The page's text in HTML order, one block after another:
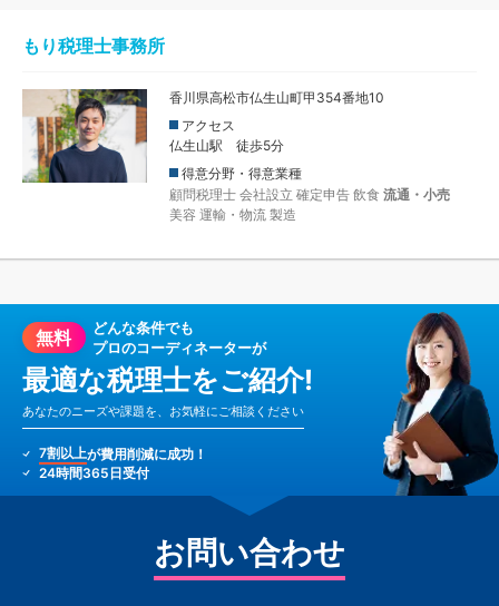
もり税理士事務所
香川県高松市仏生山町甲354番地10
アクセス
仏生山駅 徒歩5分
得意分野・得意業種
顧問税理士 会社設立 確定申告 飲食 流通・小売
美容 運輸・物流 製造
無料
どんな条件でも
プロのコーディネーターが
最適な税理士をご紹介!
あなたのニーズや課題を、お気軽にご相談ください
7割以上が費用削減に成功！
24時間365日受付
お問い合わせ